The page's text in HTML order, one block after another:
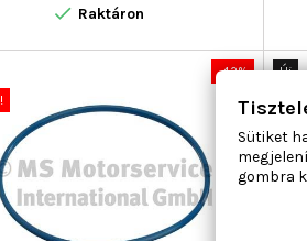
 Raktáron
-42%
Új
Sütiket
gombra